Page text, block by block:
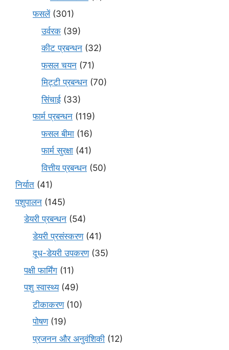
फसलें(301)
उर्वरक (39)
कीट प्रबन्धन (32)
फसल चयन (71)
मि‌ट्टी प्रबन्धन (70)
सिंचाई (33)
फार्म प्रबन्धन (119)
फसल बीमा (16)
फार्म सुरक्षा (41)
वित्तीय प्रबन्धन (50)
निर्यात (41)
पशुपालन (145)
डेयरी प्रबन्धन (54)
डेयरी प्रसंस्करण(41)
दूध-डेयरी उपकरण(35)
पक्षी फार्मिंग (11)
पशु स्वास्थ्य(49)
टीकाकरण(10)
पोषण(19)
प्रजनन और अनुवंशिकी (12)